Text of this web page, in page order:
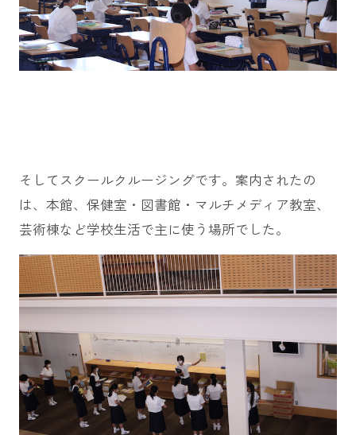
そしてスクールクルージングです。案内されたの
は、本館、保健室・図書館・マルチメディア教室、
芸術棟など学校生活で主に使う場所でした。